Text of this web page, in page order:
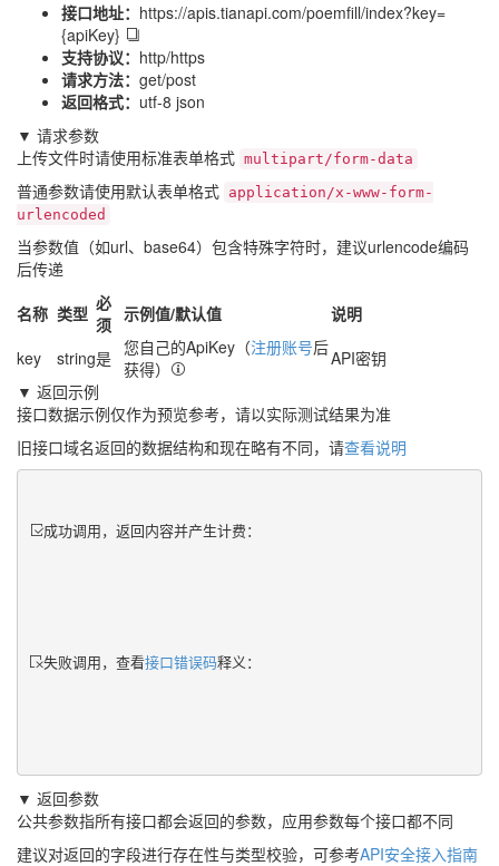
接口地址： https://apis.tianapi.com/poemfill/index?key=
{apiKey}
支持协议： http/https
请求方法： get/post
返回格式： utf-8 json
▼ 请求参数
上传文件时请使用标准表单格式 multipart/form-data
普通参数请使用默认表单格式 application/x-www-form-
urlencoded
当参数值（如url、base64）包含特殊字符时，建议urlencode编码
后传递
名称 类型 必
须 示例值/默认值
说明
key
string是 您自己的ApiKey（注册账号后
获得）
API密钥
▼ 返回示例
接口数据示例仅作为预览参考，请以实际测试结果为准
旧接口域名返回的数据结构和现在略有不同，请查看说明
成功调用，返回内容并产生计费：
失败调用，查看接口错误码释义：
▼ 返回参数
公共参数指所有接口都会返回的参数，应用参数每个接口都不同
建议对返回的字段进行存在性与类型校验，可参考API安全接入指南